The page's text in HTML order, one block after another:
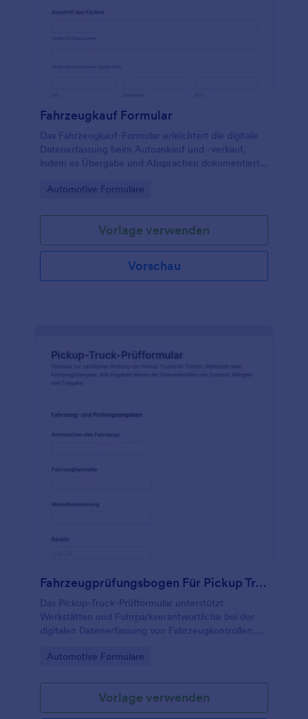
Fahrzeugkauf Formular
Das Fahrzeugkauf-Formular erleichtert die digitale
Datenerfassung beim Autoankauf und -verkauf,
indem es Übergabe und Absprachen dokumentiert
Go to Category:
Automotive Formulare
Vorlage verwenden
Vorschau
Fahrzeugprüfungsbogen Für Pickup Trucks
Das Pickup-Truck-Prüfformular unterstützt
Werkstätten und Fuhrparkverantwortliche bei der
digitalen Datenerfassung von Fahrzeugkontrollen,
und Formularantworten in Jotform zentral verwaltet
Go to Category:
Automotive Formulare
Vorlage verwenden